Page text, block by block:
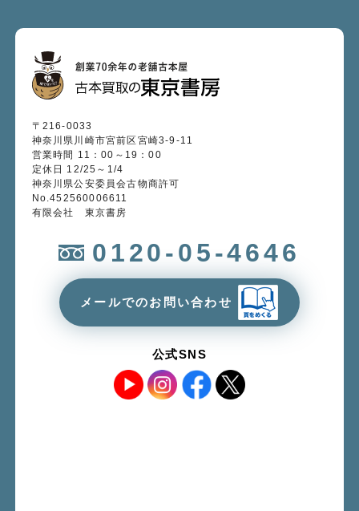
〒216-0033
神奈川県川崎市宮前区宮崎3-9-11
営業時間 11：00～19：00
定休日 12/25～1/4
神奈川県公安委員会古物商許可
No.452560006611
有限会社 東京書房
0120-05-4646
メールでのお問い合わせ
公式SNS